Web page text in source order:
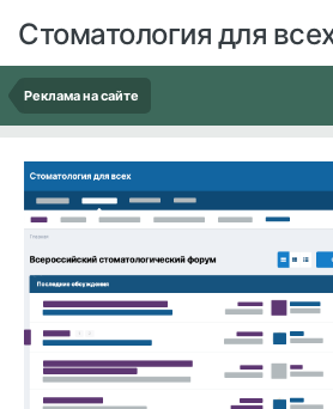
Стоматология для
Реклама на сайте